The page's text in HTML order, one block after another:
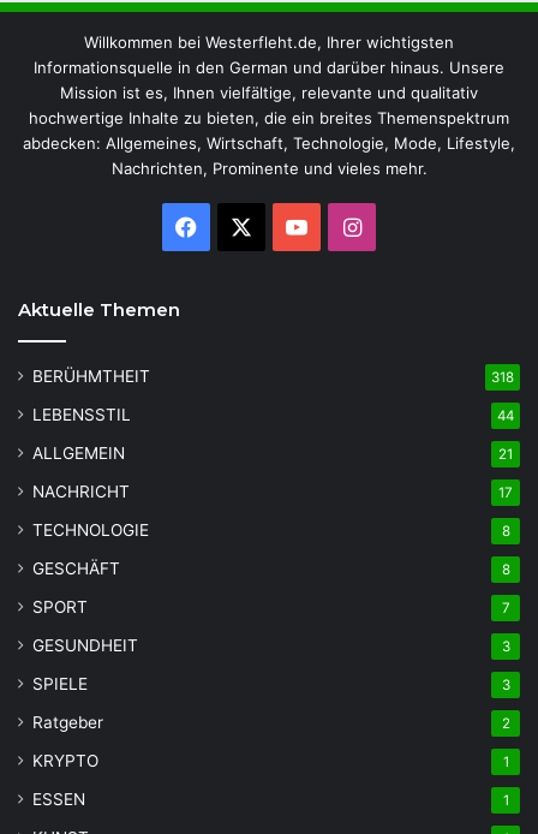
Willkommen bei Westerfleht.de, Ihrer wichtigsten
Informationsquelle in den German und darüber hinaus. Unsere
Mission ist es, Ihnen vielfältige, relevante und qualitativ
hochwertige Inhalte zu bieten, die ein breites Themenspektrum
abdecken: Allgemeines, Wirtschaft, Technologie, Mode, Lifestyle,
Nachrichten, Prominente und vieles mehr.
Facebook YouTubeInstagram
Aktuelle Themen
BERÜHMTHEIT 318
LEBENSSTIL 44
ALLGEMEIN 21
NACHRICHT 17
TECHNOLOGIE 8
GESCHÄFT 8
SPORT 7
GESUNDHEIT 3
SPIELE 3
Ratgeber 2
KRYPTO 1
ESSEN 1